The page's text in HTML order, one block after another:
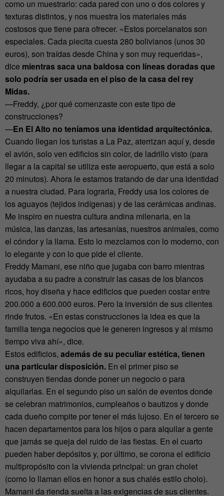
como un muestrario: cada pared con uno o dos colores y
texturas distintos, y nos muestra los materiales más
costosos que tiene para ofrecer. «Estos porcelanatos son
especiales. Cada piecita cuesta 280 bolivianos (unos 30
euros), son traídas desde China y son muy requeridas»,
dice mientras saca una baldosa con líneas doradas que
solo podría ser usada en el piso de la casa del rey
Midas.
—Freddy, ¿por qué comenzaste con este tipo de
construcciones?
—En El Alto no teníamos una identidad arquitectónica.
Cuando llegan los turistas a La Paz, aterrizan aquí y, desde
el avión, solo ven edificios sin color, de ladrillo visto (para
llegar a la capital se utiliza este aeropuerto, que está a solo
20 minutos). Ahora le estamos tratando de dar una identidad
a nuestra ciudad. Para lograrla, Freddy usa los colores de
los aguayos (tejidos indígenas) y de las cerámicas andinas.
Me inspiro en nuestra cultura andina milenaria, en la
música, las danzas, las artesanías, nuestros animales, como
el cóndor y la llama. Esto lo mezclamos con lo moderno, con
lo elegante y con lo que pide el cliente.
Freddy Mamani, ese niño que jugaba con barro mientras
ayudaba a su padre a construir las casas de los blancos
ricos, hoy diseña y hace edificios que pueden costar entre
200.000 a 600.000 euros. Pero la inversión de sus clientes
rinde frutos. «En estas construcciones la idea es que la
familia tenga negocios que le generen ingresos y al mismo
tiempo viva ahí», dice.
Estos edificios, además de su peculiar estética, tienen
una particular disposición. En el primer piso se
construyen tiendas donde poner un negocio o para
alquilarlas. En el segundo piso un salón de eventos donde
se celebran matrimonios, cumpleaños o bautizos y donde
cada dueño compite por tener el más lujoso. En el tercero se
hacen departamentos para los hijos o para alquilar a gente
que jamás se queja del ruido de las fiestas. En el cuarto
pueden haber depósitos y, por último, se corona el edificio
multipropósito con la vivienda principal: un gran cholet
(como lo llaman ellos en honor a sus chalés estilo cholo).
Mamani da rienda suelta a las exigencias de sus clientes.